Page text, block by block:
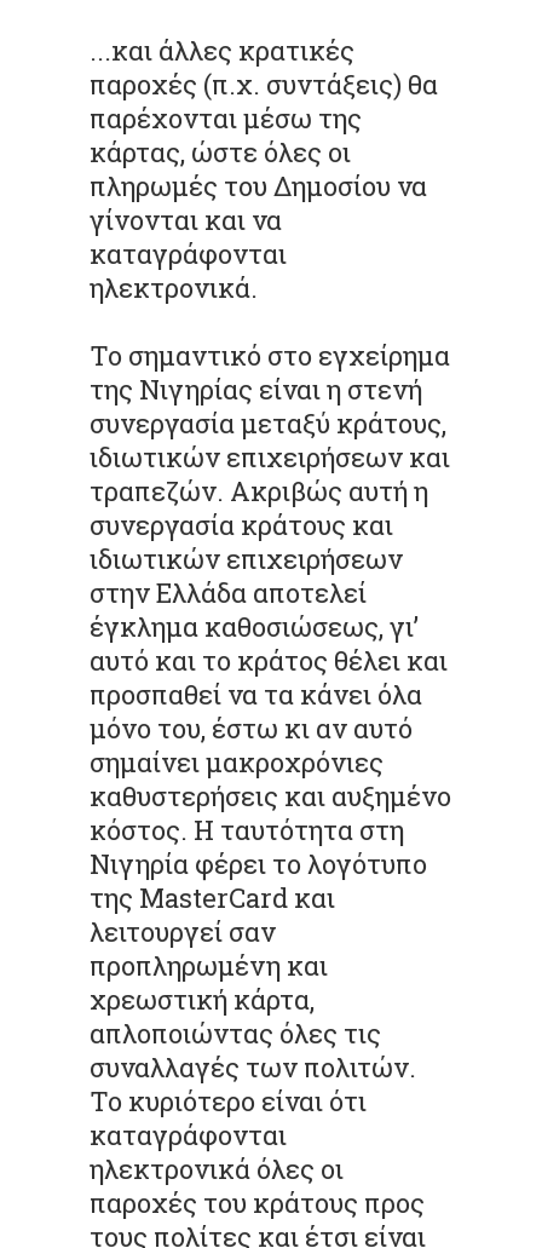
...και άλλες κρατικές
παροχές (π.χ. συντάξεις) θα
παρέχονται μέσω της
κάρτας, ώστε όλες οι
πληρωμές του Δημοσίου να
γίνονται και να
καταγράφονται
ηλεκτρονικά.
Το σημαντικό στο εγχείρημα
της Νιγηρίας είναι η στενή
συνεργασία μεταξύ κράτους,
ιδιωτικών επιχειρήσεων και
τραπεζών. Ακριβώς αυτή η
συνεργασία κράτους και
ιδιωτικών επιχειρήσεων
στην Ελλάδα αποτελεί
έγκλημα καθοσιώσεως, γι’
αυτό και το κράτος θέλει και
προσπαθεί να τα κάνει όλα
μόνο του, έστω κι αν αυτό
σημαίνει μακροχρόνιες
καθυστερήσεις και αυξημένο
κόστος. Η ταυτότητα στη
Νιγηρία φέρει το λογότυπο
της MasterCard και
λειτουργεί σαν
προπληρωμένη και
χρεωστική κάρτα,
απλοποιώντας όλες τις
συναλλαγές των πολιτών.
Το κυριότερο είναι ότι
καταγράφονται
ηλεκτρονικά όλες οι
παροχές του κράτους προς
τους πολίτες και έτσι είναι